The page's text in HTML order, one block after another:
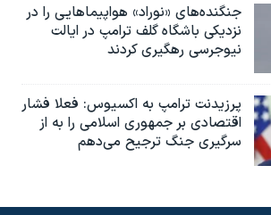
جنگنده‌های «نوراد» هواپیماهایی را در
نزدیکی باشگاه گلف ترامپ در ایالت
نیوجرسی رهگیری کردند
پرزیدنت ترامپ به اکسیوس: فعلا فشار
اقتصادی بر جمهوری اسلامی را به از
سرگیری جنگ ترجیح می‌دهم